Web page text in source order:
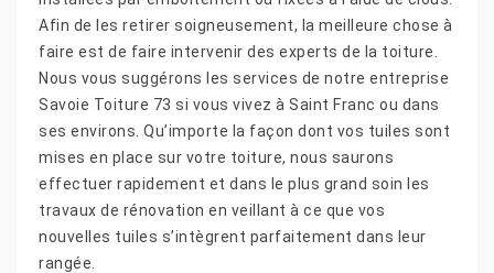
Afin de les retirer soigneusement, la meilleure chose à
faire est de faire intervenir des experts de la toiture.
Nous vous suggérons les services de notre entreprise
Savoie Toiture 73 si vous vivez à Saint Franc ou dans
ses environs. Qu’importe la façon dont vos tuiles sont
mises en place sur votre toiture, nous saurons
effectuer rapidement et dans le plus grand soin les
travaux de rénovation en veillant à ce que vos
nouvelles tuiles s’intègrent parfaitement dans leur
rangée.